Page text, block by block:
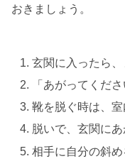
おきましょう。
玄関に入ったら
「あがってくだ
靴を脱ぐ時は、
脱いで、玄関に
相手に自分の斜